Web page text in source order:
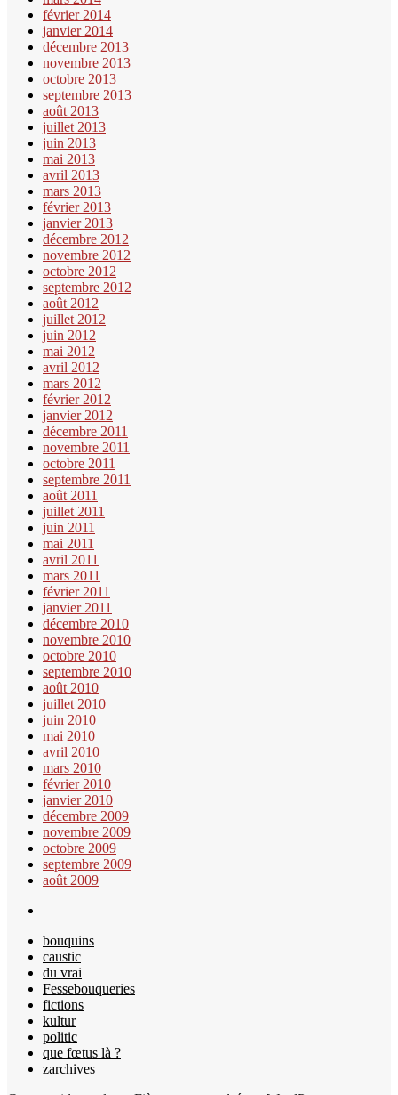
février 2014
janvier 2014
décembre 2013
novembre 2013
octobre 2013
septembre 2013
août 2013
juillet 2013
juin 2013
mai 2013
avril 2013
mars 2013
février 2013
janvier 2013
décembre 2012
novembre 2012
octobre 2012
septembre 2012
août 2012
juillet 2012
juin 2012
mai 2012
avril 2012
mars 2012
février 2012
janvier 2012
décembre 2011
novembre 2011
octobre 2011
septembre 2011
août 2011
juillet 2011
juin 2011
mai 2011
avril 2011
mars 2011
février 2011
janvier 2011
décembre 2010
novembre 2010
octobre 2010
septembre 2010
août 2010
juillet 2010
juin 2010
mai 2010
avril 2010
mars 2010
février 2010
janvier 2010
décembre 2009
novembre 2009
octobre 2009
septembre 2009
août 2009
bouquins
caustic
du vrai
Fessebouqueries
fictions
kultur
politic
que fœtus là ?
zarchives